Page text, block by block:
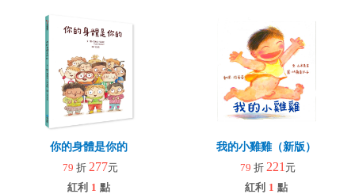
你的身體是你的
79 折 277元
紅利 1 點
我的小雞雞（新版）
79 折 221 元
紅利 1 點